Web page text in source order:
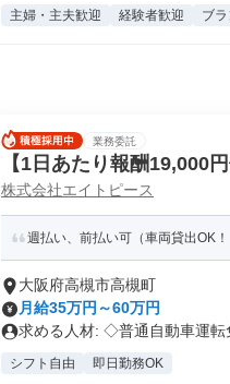
主婦・主夫歓迎 経験者歓迎 ブ
業務委託
【1日あたり報酬19,000
株式会社エイトピース
週払い、前払い可（車両貸出OK
大阪府高槻市高槻町
月給35万円～60万円
求める人材: ◇普通自動車運転
シフト自由 即日勤務OK